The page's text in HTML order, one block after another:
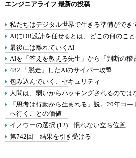
エンジニアライフ 最新の投稿
私たちはデジタル世界で生きる準備ができ
AIにDB設計を任せるとは、どこの何のこと
最後には離れていくAI
AIを「答えを教える先生」から「判断の稽
482.「脱走」したAIのサイバー攻撃
包み込んでいく、セキュリティ
人間は、弱いからハッキングされるのでは
「思考は行動から生まれる」説。20年コ
へ行くことの価値
イノウーの選択 (12) 慣れない立ち位置
第742回 結果を引き受ける